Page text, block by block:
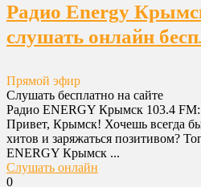
Радио Energy
слушать онлайн
Прямой эфир
Слушать бесплатно на сайте
Радио ENERGY Крымск 103.4 FM:
Привет, Крымск! Хочешь всегда
хитов и заряжаться позитивом?
ENERGY Крымск ...
Слушать онлайн
0